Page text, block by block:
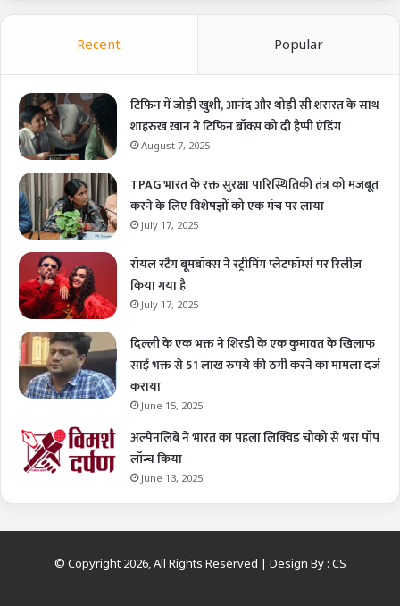
Recent Popular
टिफिन में जोड़ी खुशी, आनंद और थोड़ी सी शरारत के साथ
शाहरुख खान ने टिफिन बॉक्स को दी हैप्पी एंडिंग
August 7, 2025
TPAG भारत के रक्त सुरक्षा पारिस्थितिकी तंत्र को मज़बूत
करने के लिए विशेषज्ञों को एक मंच पर लाया
July 17, 2025
रॉयल स्टैग बूमबॉक्स ने स्ट्रीमिंग प्लेटफॉर्म्स पर रिलीज़
किया गया है
July 17, 2025
दिल्ली के एक भक्त ने शिरडी के एक कुमावत के खिलाफ
साईं भक्त से 51 लाख रुपये की ठगी करने का मामला दर्ज
कराया
June 15, 2025
अल्पेनलिबे ने भारत का पहला लिक्विड चोको से भरा पॉप
लॉन्च किया
June 13, 2025
© Copyright 2026, All Rights Reserved | Design By : CS